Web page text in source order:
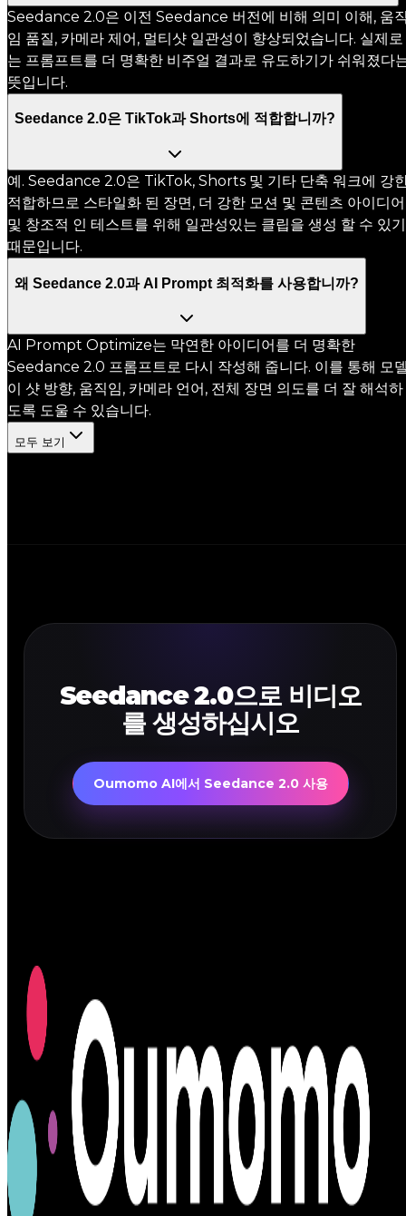
Seedance 2.0은 이전 Seedance 버전에 비해 의미 이해, 움
임 품질, 카메라 제어, 멀티샷 일관성이 향상되었습니다. 실제로
는 프롬프트를 더 명확한 비주얼 결과로 유도하기가 쉬워졌다
뜻입니다.
Seedance 2.0은 TikTok과 Shorts에 적합합니까?
예. Seedance 2.0은 TikTok, Shorts 및 기타 단축 워크에 강
적합하므로 스타일화 된 장면, 더 강한 모션 및 콘텐츠 아이디어
및 창조적 인 테스트를 위해 일관성있는 클립을 생성 할 수 있기
때문입니다.
왜 Seedance 2.0과 AI Prompt 최적화를 사용합니까?
AI Prompt Optimize는 막연한 아이디어를 더 명확한
Seedance 2.0 프롬프트로 다시 작성해 줍니다. 이를 통해 모
이 샷 방향, 움직임, 카메라 언어, 전체 장면 의도를 더 잘 해석하
도록 도울 수 있습니다.
모두 보기
Seedance 2.0으로 비디오
를 생성하십시오
Oumomo AI에서 Seedance 2.0 사용